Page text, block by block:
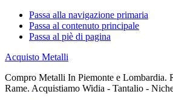
Passa alla navigazione primaria
Passa al contenuto principale
Passa al piè di pagina
Acquisto Metalli
Compro Metalli In Piemonte e Lombardia.
Rame. Acquistiamo Widia - Tantalio -